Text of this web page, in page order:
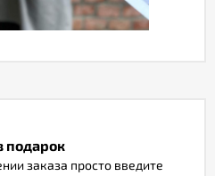
подарок
заказа просто введите